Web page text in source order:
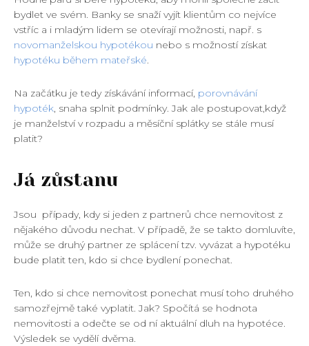
bydlet ve svém. Banky se snaží vyjít klientům co nejvíce
vstříc a i mladým lidem se otevírají možnosti, např. s
novomanželskou hypotékou nebo s možností získat
hypotéku během mateřské.
Na začátku je tedy získávání informací, porovnávání
hypoték, snaha splnit podmínky. Jak ale postupovat,když
je manželství v rozpadu a měsíční splátky se stále musí
platit?
Já zůstanu
Jsou případy, kdy si jeden z partnerů chce nemovitost z
nějakého důvodu nechat. V případě, že se takto domluvíte,
může se druhý partner ze splácení tzv. vyvázat a hypotéku
bude platit ten, kdo si chce bydlení ponechat.
Ten, kdo si chce nemovitost ponechat musí toho druhého
samozřejmě také vyplatit. Jak? Spočítá se hodnota
nemovitosti a odečte se od ní aktuální dluh na hypotéce.
Výsledek se vydělí dvěma.